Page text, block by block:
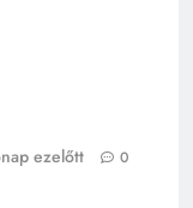
ezelőtt 0